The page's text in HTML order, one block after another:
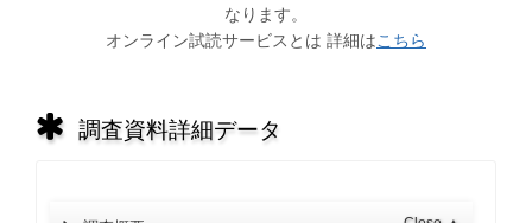
なります。
オンライン試読サービスとは 詳細はこちら
調査資料詳細データ